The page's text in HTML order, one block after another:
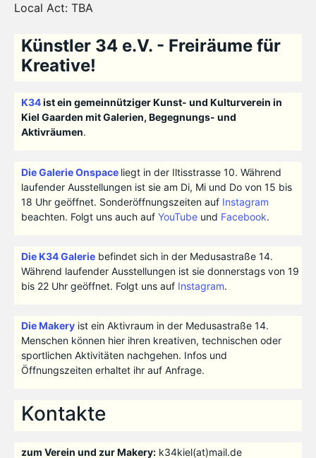
Local Act: TBA
Künstler 34 e.V. - Freiräume für
Kreative!
K34ist ein gemeinnütziger Kunst- und Kulturverein in
Kiel Gaarden mit Galerien, Begegnungs- und
Aktivräumen.
Die Galerie Onspace liegt in der Iltisstrasse 10. Während
laufender Ausstellungen ist sie am Di, Mi und Do von 15 bis
18 Uhr geöffnet. Sonderöffnungszeiten auf Instagram
beachten. Folgt uns auch auf YouTubeund Facebook.
Die K34 Galeriebefindet sich in der Medusastraße 14.
Während laufender Ausstellungen ist sie donnerstags von 19
bis 22 Uhr geöffnet. Folgt uns auf Instagram.
Die Makeryist ein Aktivraum in der Medusastraße 14.
Menschen können hier ihren kreativen, technischen oder
sportlichen Aktivitäten nachgehen. Infos und
Öffnungszeiten erhaltet ihr auf Anfrage.
Kontakte
zum Verein und zur Makery:k34kiel(at)mail.de